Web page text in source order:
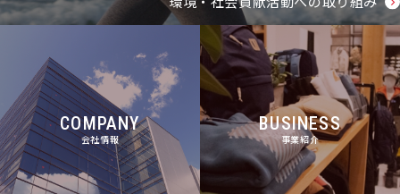
COMPANY
会社情報
BUSINESS
事業紹介